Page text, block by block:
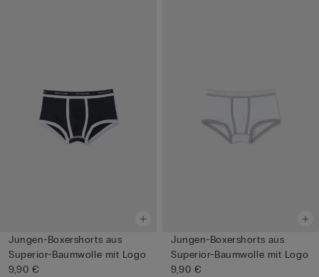
Jungen-Boxershorts aus
Superior-Baumwolle mit Logo
9,90 €
Jungen-Boxershorts aus
Superior-Baumwolle mit Logo
9,90 €